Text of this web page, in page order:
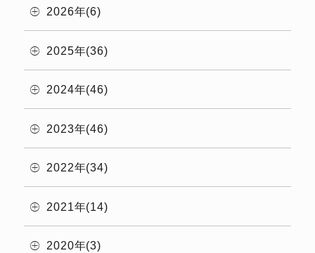
2026年(6)
2025年(36)
2024年(46)
2023年(46)
2022年(34)
2021年(14)
2020年(3)